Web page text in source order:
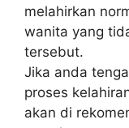
melahirkan
wanita yang
tersebut.
Jika anda
proses
akan di